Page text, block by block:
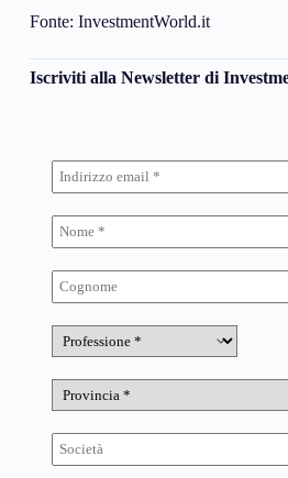
Fonte: InvestmentWorld.it
Iscriviti alla Newsletter di